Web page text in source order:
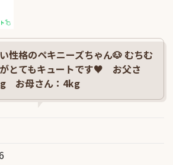
性格のペキニーズちゃん🐶 むちむ
とてもキュートです♥ お父さ
お母さん：4kg